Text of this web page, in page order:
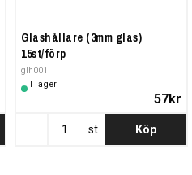
Glashållare (3mm glas)
15st/förp
glh001
I lager
57kr
st Köp